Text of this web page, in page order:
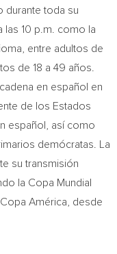
durante toda su
las 10 p.m.
como la
entre adultos de
de 18 a 49 años.
en español en
de los Estados
español, así como
demócratas. La
su transmisión
la Copa Mundial
Copa América, desde